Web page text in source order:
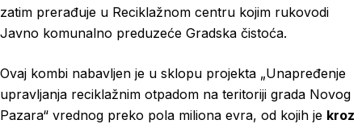
zatim prerađuje u Reciklažnom centru kojim rukovodi
Javno komunalno preduzeće Gradska čistoća.
Ovaj kombi nabavljen je u sklopu projekta „Unapređenje
upravljanja reciklažnim otpadom na teritoriji grada Novog
Pazara“ vrednog preko pola miliona evra, od kojih je kroz